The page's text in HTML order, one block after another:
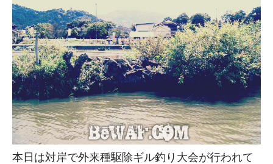
本日は対岸で外来種駆除ギル釣り大会が行われて